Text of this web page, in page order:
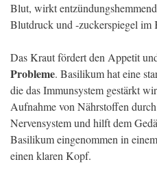
Blut, wirkt
Blutdruck und -zuckerspiegel im
Das Kraut fördert den Appetit
Probleme. Basilikum hat eine
die das Immunsystem gestärkt
Aufnahme von Nährstoffen
Nervensystem und hilft dem
Basilikum eingenommen in
einen klaren Kopf.